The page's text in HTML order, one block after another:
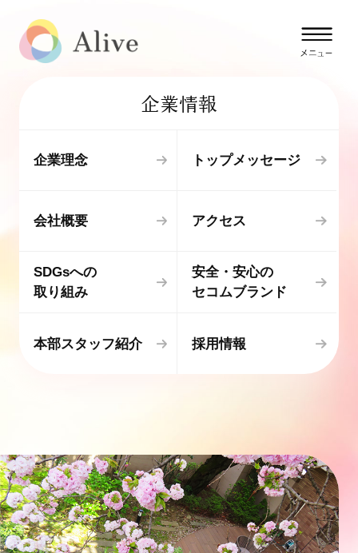
企業情報
企業理念 トップメッセージ
会社概要 アクセス
SDGsへの
取り組み
安全・安心の
セコムブランド
本部スタッフ紹介 採用情報